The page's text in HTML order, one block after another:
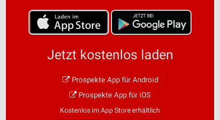
Jetzt kostenlos laden
Prospekte App für Android
Prospekte App für iOS
Kostenlos im App Store erhältlich